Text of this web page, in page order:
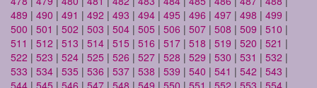
489 | 490 | 491 | 492 | 493 | 494 | 495 | 496 | 497 | 498 | 499 |
500 | 501 | 502 | 503 | 504 | 505 | 506 | 507 | 508 | 509 | 510 |
511 | 512 | 513 | 514 | 515 | 516 | 517 | 518 | 519 | 520 | 521 |
522 | 523 | 524 | 525 | 526 | 527 | 528 | 529 | 530 | 531 | 532 |
533 | 534 | 535 | 536 | 537 | 538 | 539 | 540 | 541 | 542 | 543 |